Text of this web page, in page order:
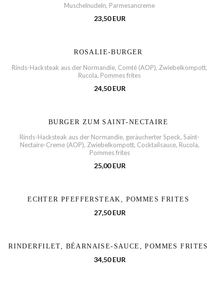
Muschelnudeln, Parmesancreme
23,50 EUR
ROSALIE-BURGER
Rinds-Hacksteak aus der Normandie, Comté (AOP), Zwiebelkompott,
Rucola, Pommes frites
24,50 EUR
BURGER ZUM SAINT-NECTAIRE
Rinds-Hacksteak aus der Normandie, geräucherter Speck, Saint-
Nectaire-Creme (AOP), Zwiebelkompott, Cocktailsauce, Rucola,
Pommes frites
25,00 EUR
ECHTER PFEFFERSTEAK, POMMES FRITES
27,50 EUR
RINDERFILET, BÉARNAISE-SAUCE, POMMES FRITES
34,50 EUR